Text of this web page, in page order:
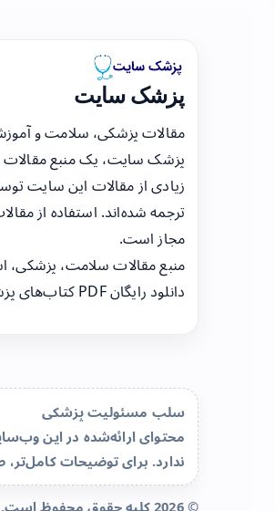
پزشک سایت
مقالات پزشکی، سلامت و
پزشک سایت، یک منبع
زیادی از مقالات این سایت
ترجمه شده‌اند. استفاده از
مجاز است.
منبع مقالات سلامت، پزشکی،
دانلود رایگان PDF کتاب‌های پزشکی.
سلب مسئولیت پزشکی
محتوای ارائه‌شده در این
ندارد. برای توضیحات
© 2026 کلیه حقوق محفوظ است.